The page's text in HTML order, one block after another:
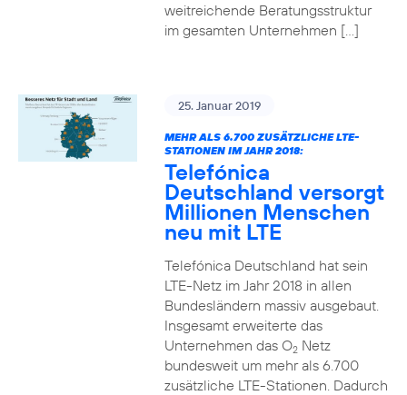
weitreichende Beratungsstruktur
im gesamten Unternehmen […]
25. Januar 2019
MEHR ALS 6.700 ZUSÄTZLICHE LTE-
STATIONEN IM JAHR 2018:
Telefónica
Deutschland versorgt
Millionen Menschen
neu mit LTE
Telefónica Deutschland hat sein
LTE-Netz im Jahr 2018 in allen
Bundesländern massiv ausgebaut.
Insgesamt erweiterte das
Unternehmen das O2Netz
bundesweit um mehr als 6.700
zusätzliche LTE-Stationen. Dadurch